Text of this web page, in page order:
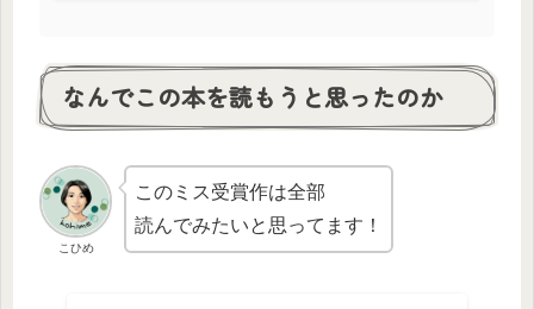
なんでこの本を読もうと思ったのか
こひめ
このミス受賞作は全部
読んでみたいと思ってます！